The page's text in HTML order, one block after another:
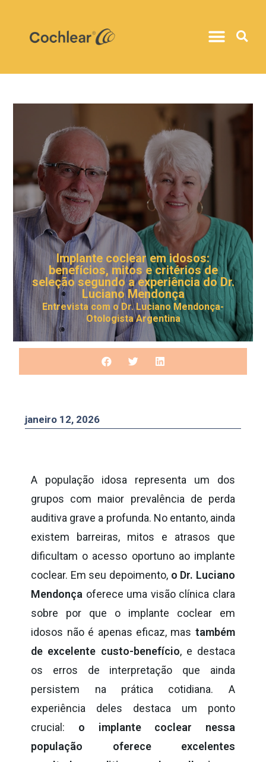
Implante coclear em idosos:
benefícios, mitos e critérios de
seleção segundo a experiência do Dr.
Luciano Mendonça
Entrevista com o Dr. Luciano Mendonça-
Otologista Argentina
janeiro 12, 2026
A população idosa representa um dos
grupos com maior prevalência de perda
auditiva grave a profunda. No entanto, ainda
existem barreiras, mitos e atrasos que
dificultam o acesso oportuno ao implante
coclear. Em seu depoimento, o Dr. Luciano
Mendonça oferece uma visão clínica clara
sobre por que o implante coclear em
idosos não é apenas eficaz, mas também
de excelente custo-benefício, e destaca
os erros de interpretação que ainda
persistem na prática cotidiana. A
experiência deles destaca um ponto
crucial: o implante coclear nessa
população oferece excelentes